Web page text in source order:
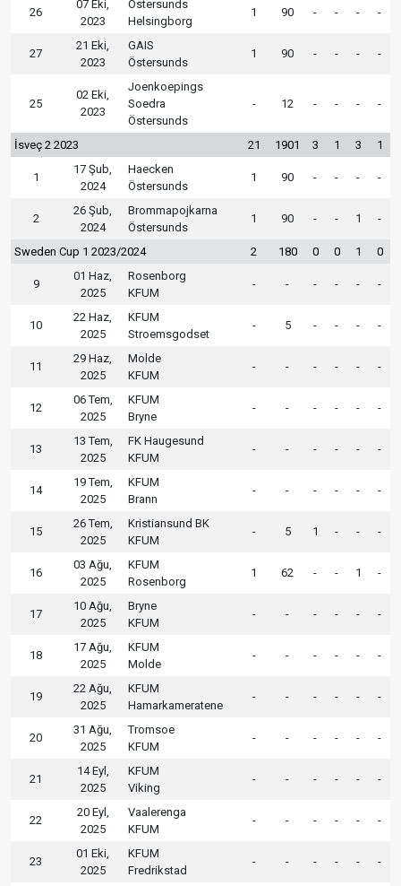
26
07 Eki,
2023
Östersunds
Helsingborg
1 90 - - - -
27
21 Eki,
2023
GAIS
Östersunds
1 90 - - - -
25
02 Eki,
2023
Joenkoepings
Soedra
Östersunds
- 12 - - - -
İsveç 2 2023 21 1901 3 1 3 1
1
17 Şub,
2024
Haecken
Östersunds
1 90 - - - -
2
26 Şub,
2024
Brommapojkarna
Östersunds
1 90 - - 1 -
Sweden Cup 1 2023/2024 2 180 0 0 1 0
9
01 Haz,
2025
Rosenborg
KFUM
- - - - - -
10
22 Haz,
2025
KFUM
Stroemsgodset
- 5 - - - -
11
29 Haz,
2025
Molde
KFUM
- - - - - -
12
06 Tem,
2025
KFUM
Bryne
- - - - - -
13
13 Tem,
2025
FK Haugesund
KFUM
- - - - - -
14
19 Tem,
2025
KFUM
Brann
- - - - - -
15
26 Tem,
2025
Kristiansund BK
KFUM
- 5 1 - - -
16
03 Ağu,
2025
KFUM
Rosenborg
1 62 - - 1 -
17
10 Ağu,
2025
Bryne
KFUM
- - - - - -
18
17 Ağu,
2025
KFUM
Molde
- - - - - -
19
22 Ağu,
2025
KFUM
Hamarkameratene
- - - - - -
20
31 Ağu,
2025
Tromsoe
KFUM
- - - - - -
21
14 Eyl,
2025
KFUM
Viking
- - - - - -
22
20 Eyl,
2025
Vaalerenga
KFUM
- - - - - -
23
01 Eki,
2025
KFUM
Fredrikstad
- - - - - -